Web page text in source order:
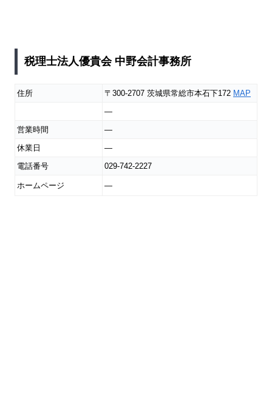
税理士法人優貴会 中野会計事務所
住所 〒300-2707 茨城県常総市本石下172 MAP
―
営業時間
―
休業日
―
電話番号
029-742-2227
ホームページ ―